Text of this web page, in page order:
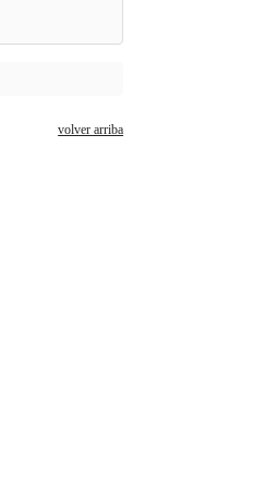
volver arriba